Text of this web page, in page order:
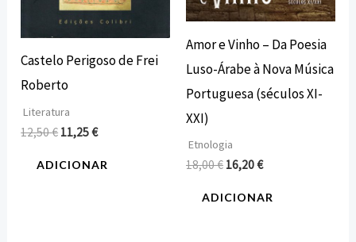
Castelo Perigoso de Frei
Roberto
Literatura
12,50€ 11,25€
ADICIONAR
Amor e Vinho – Da Poesia
Luso-Árabe à Nova Música
Portuguesa (séculos XI-
XXI)
Etnologia
18,00€ 16,20€
ADICIONAR